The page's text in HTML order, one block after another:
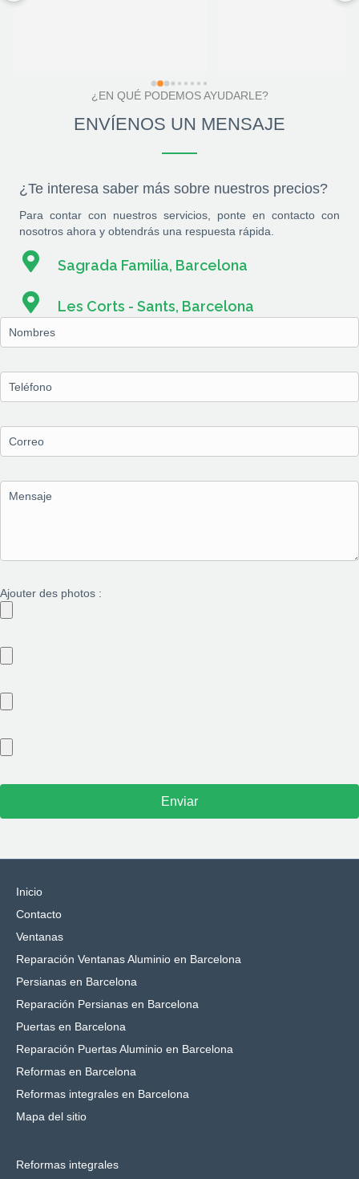
¿EN QUÉ PODEMOS AYUDARLE?
ENVÍENOS UN MENSAJE
¿Te interesa saber más sobre nuestros precios?
Para contar con nuestros servicios, ponte en contacto con
nosotros ahora y obtendrás una respuesta rápida.
Sagrada Familia, Barcelona
Les Corts - Sants, Barcelona
Ajouter des photos :
Inicio
Contacto
Ventanas
Reparación Ventanas Aluminio en Barcelona
Persianas en Barcelona
Reparación Persianas en Barcelona
Puertas en Barcelona
Reparación Puertas Aluminio en Barcelona
Reformas en Barcelona
Reformas integrales en Barcelona
Mapa del sitio
Reformas integrales